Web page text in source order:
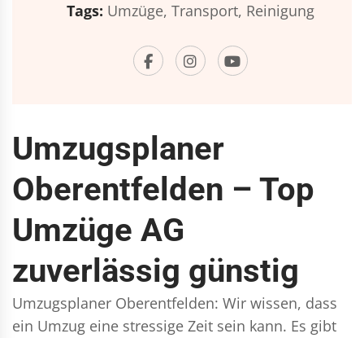
Tags: Umzüge, Transport, Reinigung
Umzugsplaner
Oberentfelden – Top
Umzüge AG
zuverlässig günstig
Umzugsplaner Oberentfelden: Wir wissen, dass
ein Umzug eine stressige Zeit sein kann. Es gibt